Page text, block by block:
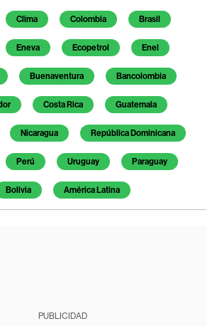
Clima Colombia Brasil
Eneva Ecopetrol Enel
Buenaventura Bancolombia
Costa Rica Guatemala
Nicaragua República Dominicana
Perú Uruguay Paraguay
Bolivia América Latina
PUBLICIDAD